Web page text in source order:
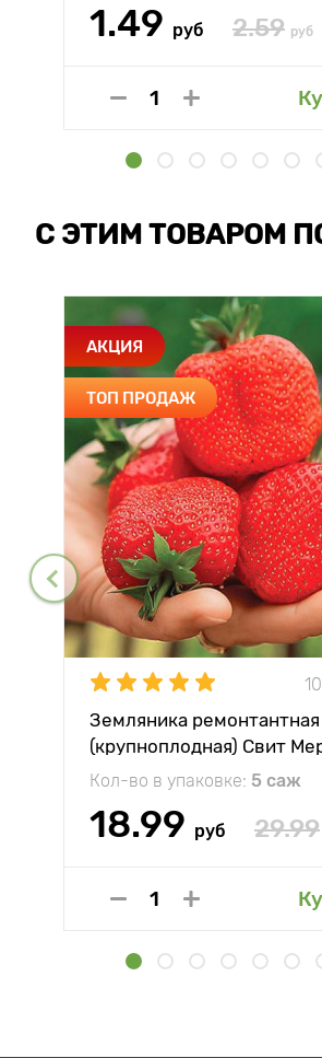
1.49 руб 2.59 руб
С ЭТИМ ТОВАРОМ
АКЦИЯ
ТОП ПРОДАЖ
Земляника ремонтантная
(крупноплодная) Свит
Кол-во в упаковке: 5 саж
18.99 руб 29.99